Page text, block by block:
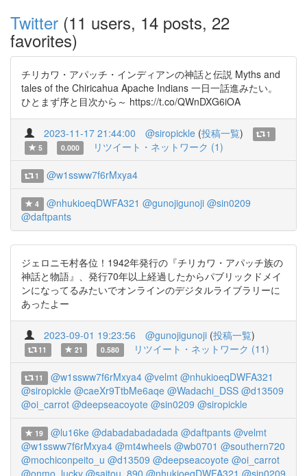
Twitter (11 users, 14 posts, 22
favorites)
チリカワ・アパッチ・インディアンの神話と伝説 Myths and
tales of the Chiricahua Apache Indians 一日一話進みたい。
ひとまず序と目次から～ https://t.co/QWnDXG6iOA
2023-11-17 21:44:00 @siropickle (投稿一覧)
1
5
0.000 リツイート・ネットワーク (1)
1 @w1ssww7f6rMxya4
4 @nhukioeqDWFA321 @gunojigunoji @sin0209
@daftpants
ジェロニモ村各位！1942年発行の『チリカワ・アパッチ族の
神話と物語』、発行70年以上経過したからパブリックドメイ
ンになってるみたいでオンラインのデジタルライブラリーに
あったよー
2023-09-01 19:23:56 @gunojigunoji (投稿一覧)
11 21 0.580 リツイート・ネットワーク (11)
11 @w1ssww7f6rMxya4 @velmt @nhukioeqDWFA321
@siropickle @caeXr9TtbMe6aqe @Wadachi_DSS @d13509
@oi_carrot @deepseacoyote @sin0209 @siropickle
19 @lu16ke @dabadabadadada @daftpants @velmt
@w1ssww7f6rMxya4 @mt4wheels @wb0701 @southern720
@mochiconpeito_u @d13509 @deepseacoyote @oi_carrot
@onmo_lucky @saitou_890 @nhukioeqDWFA321 @sin0209